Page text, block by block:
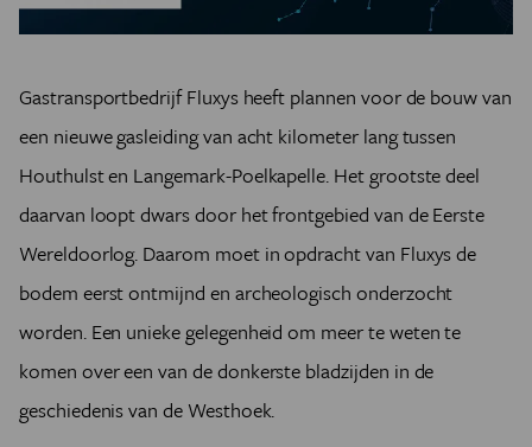
Gastransportbedrijf Fluxys heeft plannen voor de bouw van
een nieuwe gasleiding van acht kilometer lang tussen
Houthulst en Langemark-Poelkapelle. Het grootste deel
daarvan loopt dwars door het frontgebied van de Eerste
Wereldoorlog. Daarom moet in opdracht van Fluxys de
bodem eerst ontmijnd en archeologisch onderzocht
worden. Een unieke gelegenheid om meer te weten te
komen over een van de donkerste bladzijden in de
geschiedenis van de Westhoek.